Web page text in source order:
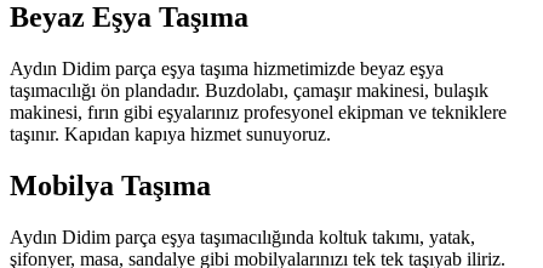
Beyaz Eşya Taşıma
Aydın Didim parça eşya taşıma hizmetimizde beyaz eşya
taşımacılığı ön plandadır. Buzdolabı, çamaşır makinesi, bulaşık
makinesi, fırın gibi eşyalarınız profesyonel ekipman ve tekniklere
taşınır. Kapıdan kapıya hizmet sunuyoruz.
Mobilya Taşıma
Aydın Didim parça eşya taşımacılığında koltuk takımı, yatak,
şifonyer, masa, sandalye gibi mobilyalarınızı tek tek taşıyab iliriz.